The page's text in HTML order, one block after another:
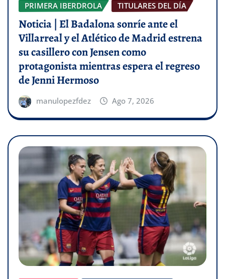
PRIMERA IBERDROLA
TITULARES DEL DÍA
Noticia | El Badalona sonríe ante el
Villarreal y el Atlético de Madrid estrena
su casillero con Jensen como
protagonista mientras espera el regreso
de Jenni Hermoso
manulopezfdez Ago 7, 2026